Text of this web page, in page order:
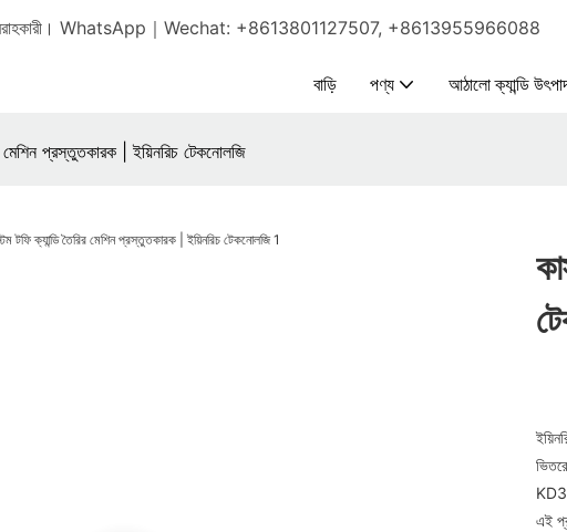
সরবরাহকারী। WhatsApp｜Wechat: +8613801127507, +8613955966088
বাড়ি পণ্য আঠালো ক্যান্ডি
মেশিন প্রস্তুতকারক | ইয়িনরিচ টেকনোলজি
এই